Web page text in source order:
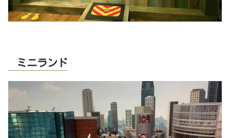
ミニランド